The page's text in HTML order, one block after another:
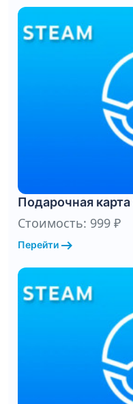
Подарочная карта
Стоимость: 999 ₽
Перейти arrow_right_alt